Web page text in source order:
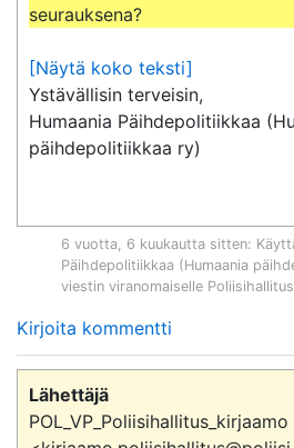
seurauksena?
[Näytä koko teksti]
Ystävällisin terveisin,
Humaania Päihdepolitiikkaa
päihdepolitiikkaa ry)
6 vuotta, 6 kuukautta sitten:
Päihdepolitiikkaa (Humaania
viestin viranomaiselle Poliisihallitus
Kirjoita kommentti
Lähettäjä
POL_VP_Poliisihallitus_kirjaamo